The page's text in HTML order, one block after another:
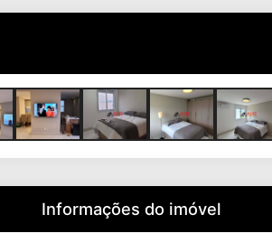
Informações do imóvel